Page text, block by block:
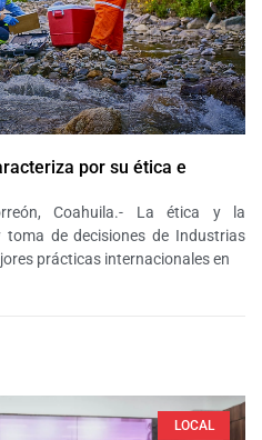
por su ética e
Coahuila.- La ética y la
de decisiones de Industrias
prácticas internacionales en
LOCAL